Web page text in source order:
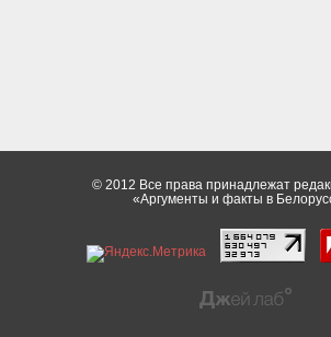
© 2012 Все права принадлежат
«Аргументы и факты в